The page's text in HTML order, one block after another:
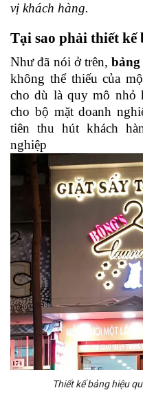
vị khách hàng.
Tại sao phải thiết kế
Như đã nói ở trên, bảng
không thể thiếu của
cho dù là quy mô nhỏ
cho bộ mặt doanh
tiên thu hút khách
nghiệp
Thiết kế bảng hiệu